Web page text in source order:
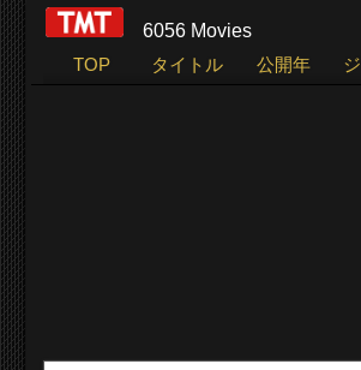
6056 Movies
TOP
タイトル 公開年